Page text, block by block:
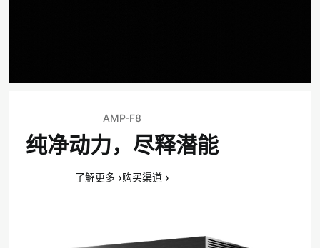
AMP-F8
纯净动力，尽释潜能
了解更多 ›购买渠道 ›